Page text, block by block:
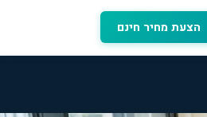
הצעת מחיר חינם